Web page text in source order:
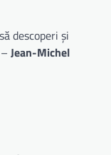
descoperi și
Jean-Michel